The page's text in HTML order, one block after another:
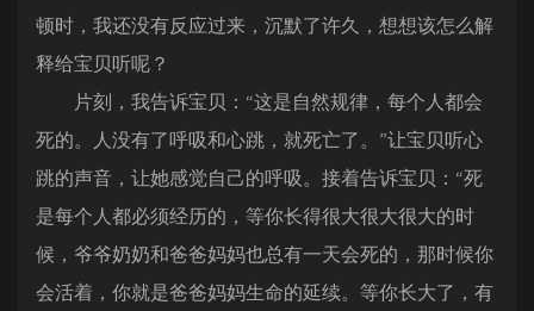
顿时，我还没有反应过来，沉默了许久，想想该怎么解
释给宝贝听呢？
片刻，我告诉宝贝：“这是自然规律，每个人都会
死的。人没有了呼吸和心跳，就死亡了。”让宝贝听心
跳的声音，让她感觉自己的呼吸。接着告诉宝贝：“死
是每个人都必须经历的，等你长得很大很大很大的时
候，爷爷奶奶和爸爸妈妈也总有一天会死的，那时候你
会活着，你就是爸爸妈妈生命的延续。等你长大了，有